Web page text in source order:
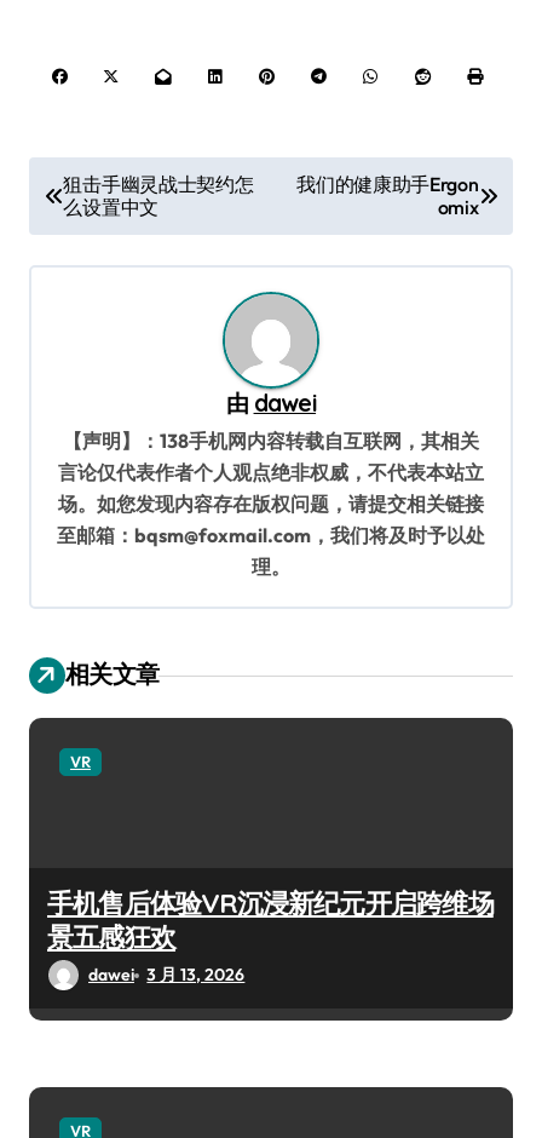
章
导
狙击手幽灵战士契约怎
么设置中文
我们的健康助手Ergon
omix
由 dawei
【声明】：138手机网内容转载自互联网，其相关
言论仅代表作者个人观点绝非权威，不代表本站立
场。如您发现内容存在版权问题，请提交相关链接
至邮箱：bqsm@foxmail.com，我们将及时予以处
理。
相关文章
VR
手机售后体验VR沉浸新纪元开启跨维场
景五感狂欢
dawei 3 月 13, 2026
VR